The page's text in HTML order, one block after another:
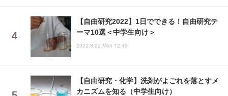
【自由研究2022】1日でできる！自由研究テ
ーマ10選＜中学生向け＞
2022.8.22 Mon 12:45
【自由研究・化学】洗剤がよごれを落とすメ
カニズムを知る（中学生向け）